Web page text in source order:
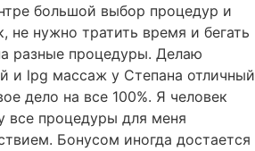
большой выбор процедур и
не нужно тратить время и бегать
разные процедуры. Делаю
и lpg массаж у Степана отличный
дело на все 100%. Я человек
все процедуры для меня
Бонусом иногда достается